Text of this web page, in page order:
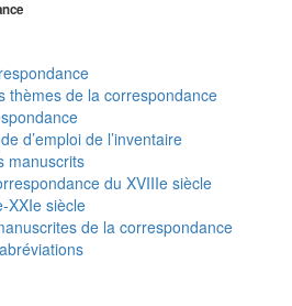
thèmes de la correspondance
d’emploi de l’inventaire
manuscrits
du XVIIIe siècle
XXIe siècle
de la correspondance